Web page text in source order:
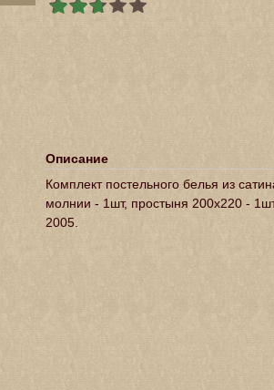
Описание
Комплект постельного белья из
молнии - 1шт, простыня 200х220 -
2005.